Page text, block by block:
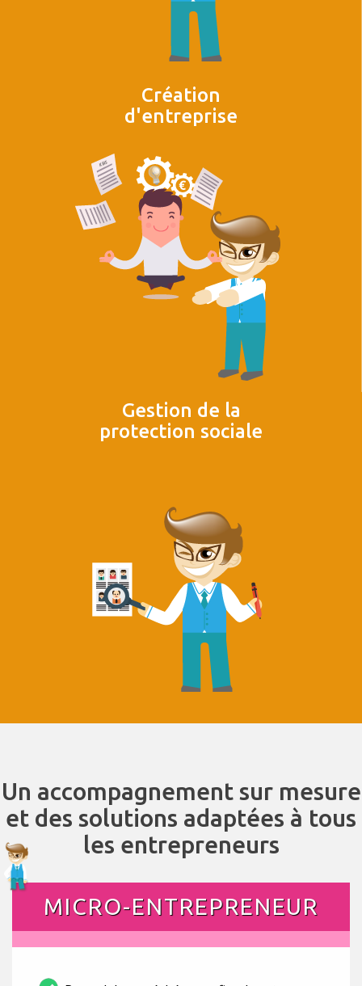
Création
d'entreprise
Gestion de la
protection sociale
Un accompagnement sur mesure
et des solutions adaptées à tous
les entrepreneurs
MICRO-ENTREPRENEUR